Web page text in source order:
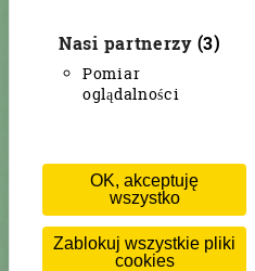
Nasi partnerzy (3)
Pomiar
oglądalności
OK, akceptuję
wszystko
Zablokuj wszystkie pliki
cookies